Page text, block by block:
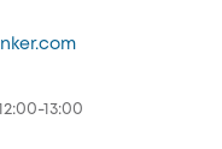
13:00